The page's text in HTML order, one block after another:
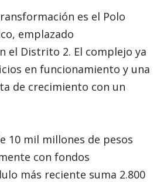
es el Polo
emplazado
el Distrito 2. El complejo ya
en funcionamiento y una
de crecimiento con un
10 mil millones de pesos
con fondos
más reciente suma 2.800